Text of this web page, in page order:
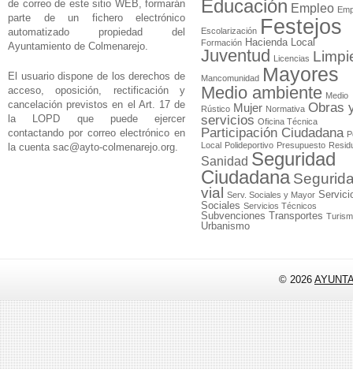
de correo de este sitio WEB, formarán
parte de un fichero electrónico
automatizado propiedad del
Ayuntamiento de Colmenarejo.
El usuario dispone de los derechos de
acceso, oposición, rectificación y
cancelación previstos en el Art. 17 de
la LOPD que puede ejercer
contactando por correo electrónico en
la cuenta sac@ayto-colmenarejo.org.
Educación Empleo
Escolarización Festejos
Formación Hacienda Local
Juventud Licencias
Mancomunidad Mayores
Medio ambiente Medio
Rústico Mujer Normativa Obras
servicios Oficina Técnica
Participación Ciudadana
Local Polideportivo Presupuesto
Sanidad Seguridad
Ciudadana
vial
Serv. Sociales y Mayor
Sociales Servicios Técnicos
Subvenciones Transportes
Urbanismo
© 2026